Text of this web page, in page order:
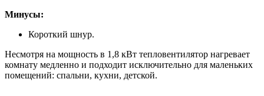
Минусы:
Короткий шнур.
Несмотря на мощность в 1,8 кВт тепловентилятор нагревает
комнату медленно и подходит исключительно для маленьких
помещений: спальни, кухни, детской.